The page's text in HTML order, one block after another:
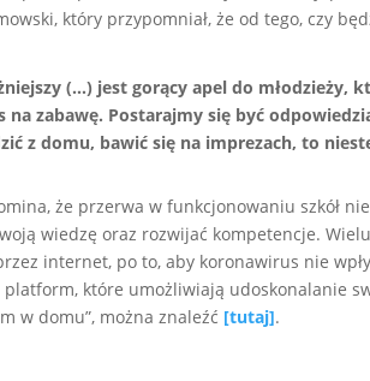
który przypomniał, że od tego, czy
(…) jest gorący apel do młodzieży,
na zabawę. Postarajmy się być
z domu, bawić się na imprezach, to
że przerwa w funkcjonowaniu szkół
wiedzę oraz rozwijać kompetencje.
internet, po to, aby koronawirus nie
które umożliwiają udoskonalanie
w domu”, można znaleźć [tutaj].